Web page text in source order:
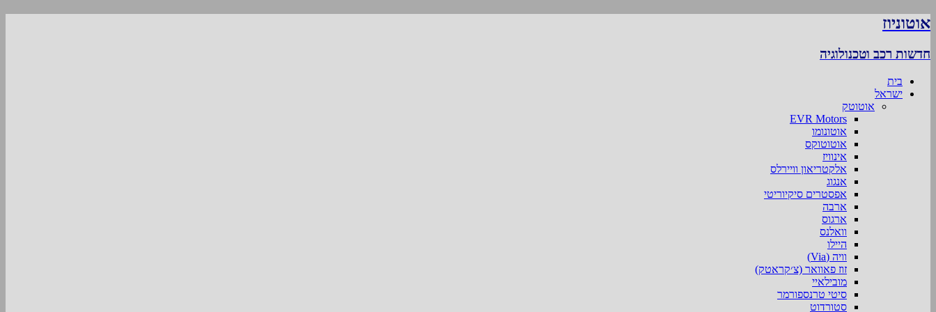
אוטוניוז
חדשות רכב וטכנולוגיה
בית
ישראל
אוטוטק
EVR Motors
אוטונומו
אוטוטוקס
אינוויז
אלקטריאון וויירלס
אנגוג
אפסטרים סיקיוריטי
ארבה
ארגוס
וואלנס
היילו
וויה (Via)
זוז פאוואר (צ׳קראטק)
מובילאיי
סיטי טרנספורמר
סטורדוט